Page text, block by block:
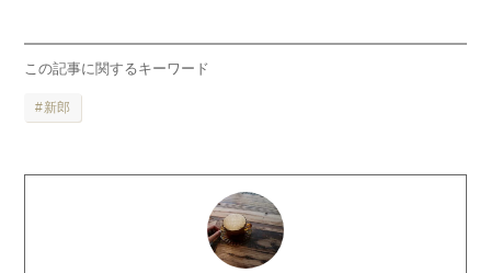
この記事に関するキーワード
新郎